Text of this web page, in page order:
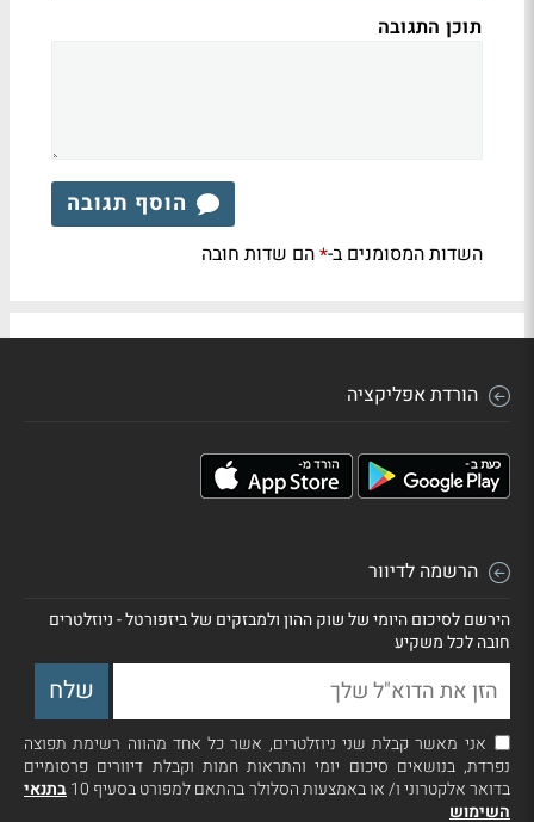
תוכן התגובה
הוסף תגובה
השדות המסומנים ב-*הם שדות חובה
הורדת אפליקציה
הרשמה לדיוור
הירשם לסיכום היומי של שוק ההון ולמבזקים של ביזפורטל - ניוזלטרים
חובה לכל משקיע
אני מאשר קבלת שני ניוזלטרים, אשר כל אחד מהווה רשימת תפוצה
נפרדת, בנושאים סיכום יומי והתראות חמות וקבלת דיוורים פרסומיים
בדואר אלקטרוני ו/ או באמצעות הסלולר בהתאם למפורט בסעיף 10
בתנאי
השימוש